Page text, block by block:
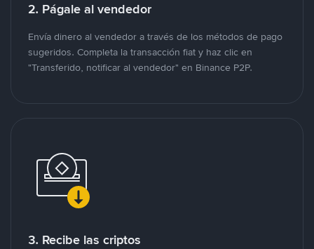
2. Págale al vendedor
Envía dinero al vendedor a través de los métodos de pago
sugeridos. Completa la transacción fiat y haz clic en
"Transferido, notificar al vendedor" en Binance P2P.
3. Recibe las criptos